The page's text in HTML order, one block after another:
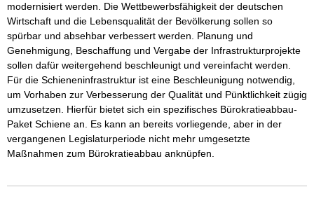
modernisiert werden. Die Wettbewerbsfähigkeit der deutschen
Wirtschaft und die Lebensqualität der Bevölkerung sollen so
spürbar und absehbar verbessert werden. Planung und
Genehmigung, Beschaffung und Vergabe der Infrastrukturprojekte
sollen dafür weitergehend beschleunigt und vereinfacht werden.
Für die Schieneninfrastruktur ist eine Beschleunigung notwendig,
um Vorhaben zur Verbesserung der Qualität und Pünktlichkeit zügig
umzusetzen. Hierfür bietet sich ein spezifisches Bürokratieabbau-
Paket Schiene an. Es kann an bereits vorliegende, aber in der
vergangenen Legislaturperiode nicht mehr umgesetzte
Maßnahmen zum Bürokratieabbau anknüpfen.